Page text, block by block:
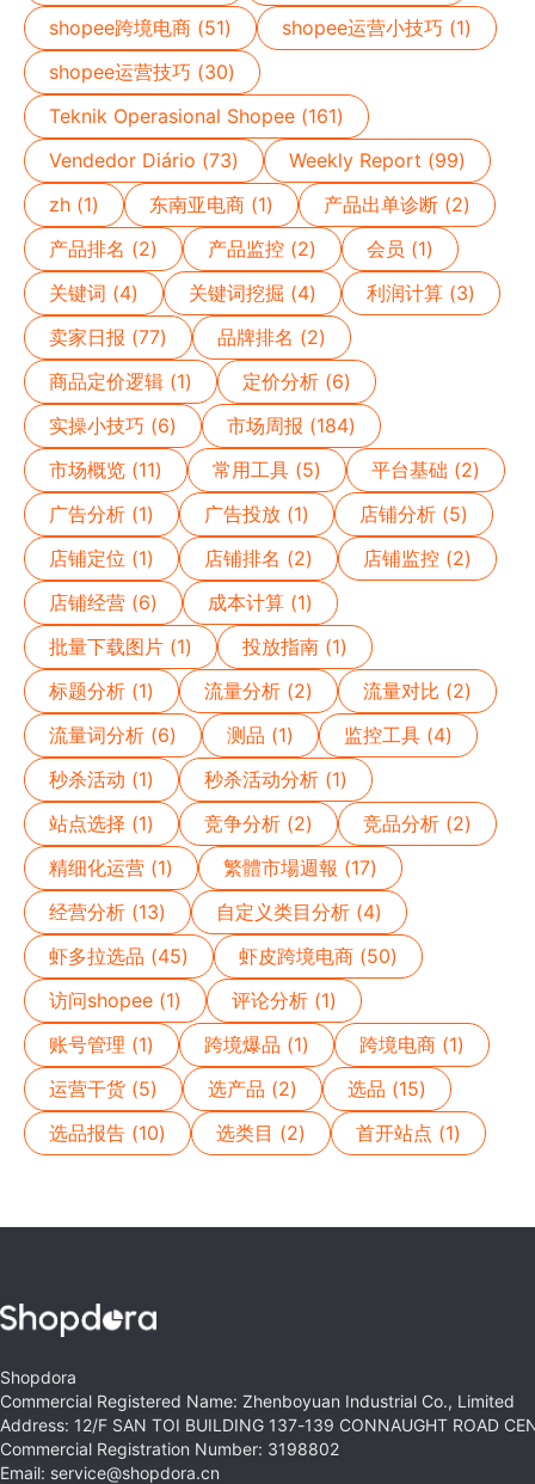
shopee跨境电商 (51)
shopee运营小技巧 (1)
shopee运营技巧 (30)
Teknik Operasional Shopee (161)
Vendedor Diário (73)
Weekly Report (99)
zh (1)
东南亚电商 (1)
产品出单诊断 (2)
产品排名 (2)
产品监控 (2)
会员 (1)
关键词 (4)
关键词挖掘 (4)
利润计算 (3)
卖家日报 (77)
品牌排名 (2)
商品定价逻辑 (1)
定价分析 (6)
实操小技巧 (6)
市场周报 (184)
市场概览 (11)
常用工具 (5)
平台基础 (2)
广告分析 (1)
广告投放 (1)
店铺分析 (5)
店铺定位 (1)
店铺排名 (2)
店铺监控 (2)
店铺经营 (6)
成本计算 (1)
批量下载图片 (1)
投放指南 (1)
标题分析 (1)
流量分析 (2)
流量对比 (2)
流量词分析 (6)
测品 (1)
监控工具 (4)
秒杀活动 (1)
秒杀活动分析 (1)
站点选择 (1)
竞争分析 (2)
竞品分析 (2)
精细化运营 (1)
繁體市場週報 (17)
经营分析 (13)
自定义类目分析 (4)
虾多拉选品 (45)
虾皮跨境电商 (50)
访问shopee (1)
评论分析 (1)
账号管理 (1)
跨境爆品 (1)
跨境电商 (1)
运营干货 (5)
选产品 (2)
选品 (15)
选品报告 (10)
选类目 (2) 首开站点 (1)
Shopdora
Commercial Registered Name: Zhenboyuan Industrial Co., Limited
Address: 12/F SAN TOI BUILDING 137-139 CONNAUGHT ROAD
Commercial Registration Number: 3198802
Email: service@shopdora.cn